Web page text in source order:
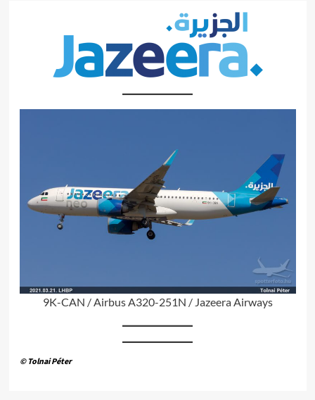
9K-CAN / Airbus A320-251N / Jazeera Airways
© Tolnai Péter